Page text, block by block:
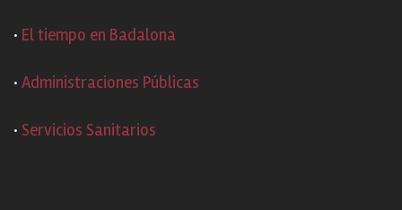
· El tiempo en Badalona
· Administraciones Públicas
· Servicios Sanitarios